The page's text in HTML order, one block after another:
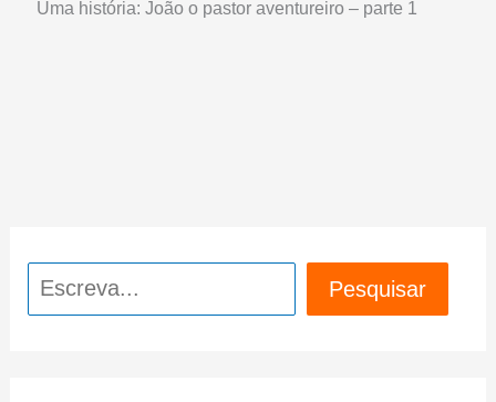
Uma história: João o pastor aventureiro – parte 1
Pesquisar Pesquisar